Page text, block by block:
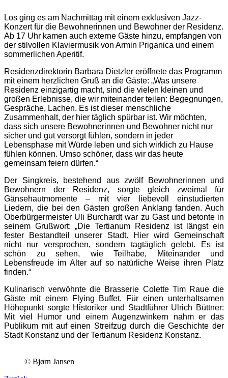
Los ging es am Nachmittag mit einem exklusiven Jazz-
Konzert für die Bewohnerinnen und Bewohner der Residenz.
Ab 17 Uhr kamen auch externe Gäste hinzu, empfangen von
der stilvollen Klaviermusik von Armin Priganica und einem
sommerlichen Aperitif.
Residenzdirektorin Barbara Dietzler eröffnete das Programm
mit einem herzlichen Gruß an die Gäste: „Was unsere
Residenz einzigartig macht, sind die vielen kleinen und
großen Erlebnisse, die wir miteinander teilen: Begegnungen,
Gespräche, Lachen. Es ist dieser menschliche
Zusammenhalt, der hier täglich spürbar ist. Wir möchten,
dass sich unsere Bewohnerinnen und Bewohner nicht nur
sicher und gut versorgt fühlen, sondern in jeder
Lebensphase mit Würde leben und sich wirklich zu Hause
fühlen können. Umso schöner, dass wir das heute
gemeinsam feiern dürfen.“
Der Singkreis, bestehend aus zwölf Bewohnerinnen und
Bewohnern der Residenz, sorgte gleich zweimal für
Gänsehautmomente – mit vier liebevoll einstudierten
Liedern, die bei den Gästen großen Anklang fanden. Auch
Oberbürgermeister Uli Burchardt war zu Gast und betonte in
seinem Grußwort: „Die Tertianum Residenz ist längst ein
fester Bestandteil unserer Stadt. Hier wird Gemeinschaft
nicht nur versprochen, sondern tagtäglich gelebt. Es ist
schön zu sehen, wie Teilhabe, Miteinander und
Lebensfreude im Alter auf so natürliche Weise ihren Platz
finden.“
Kulinarisch verwöhnte die Brasserie Colette Tim Raue die
Gäste mit einem Flying Buffet. Für einen unterhaltsamen
Höhepunkt sorgte Historiker und Stadtführer Ulrich Büttner:
Mit viel Humor und einem Augenzwinkern nahm er das
Publikum mit auf einen Streifzug durch die Geschichte der
Stadt Konstanz und der Tertianum Residenz Konstanz.
© Bjørn Jansen